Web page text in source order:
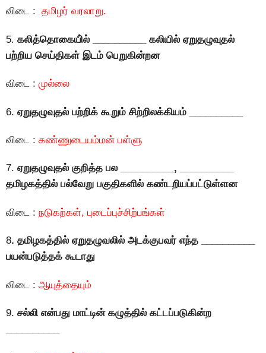
விடை : தமிழர் வரலாறு.
5. கலித்தொகையி்ல் __________ கலியில் ஏறுதழுவுதல்
பற்றிய செய்திகள் இடம் பெறுகின்றன
விடை : முல்லை
6. ஏறுதழுவுதல் பற்றிக் கூறும் சிற்றிலக்கியம் __________
விடை : கண்ணுடையம்மன் பள்ளு
7. ஏறுதழுவுதல் குறித்த பல __________, __________
தமிழகத்தில் பல்வேறு பகுதிகளில் கண்டறியப்பட்டுள்ளன
விடை : நடுகற்கள், புடைப்புச்சிற்பங்கள்
8. தமிழகத்தில் ஏறுதழுவலில் அடக்குபவர் எந்த __________
பயன்படுத்தக் கூடாது
விடை : ஆயுத்தையும்
9. சல்லி என்பது மாட்டின் கழுத்தில் கட்டப்படுகின்ற